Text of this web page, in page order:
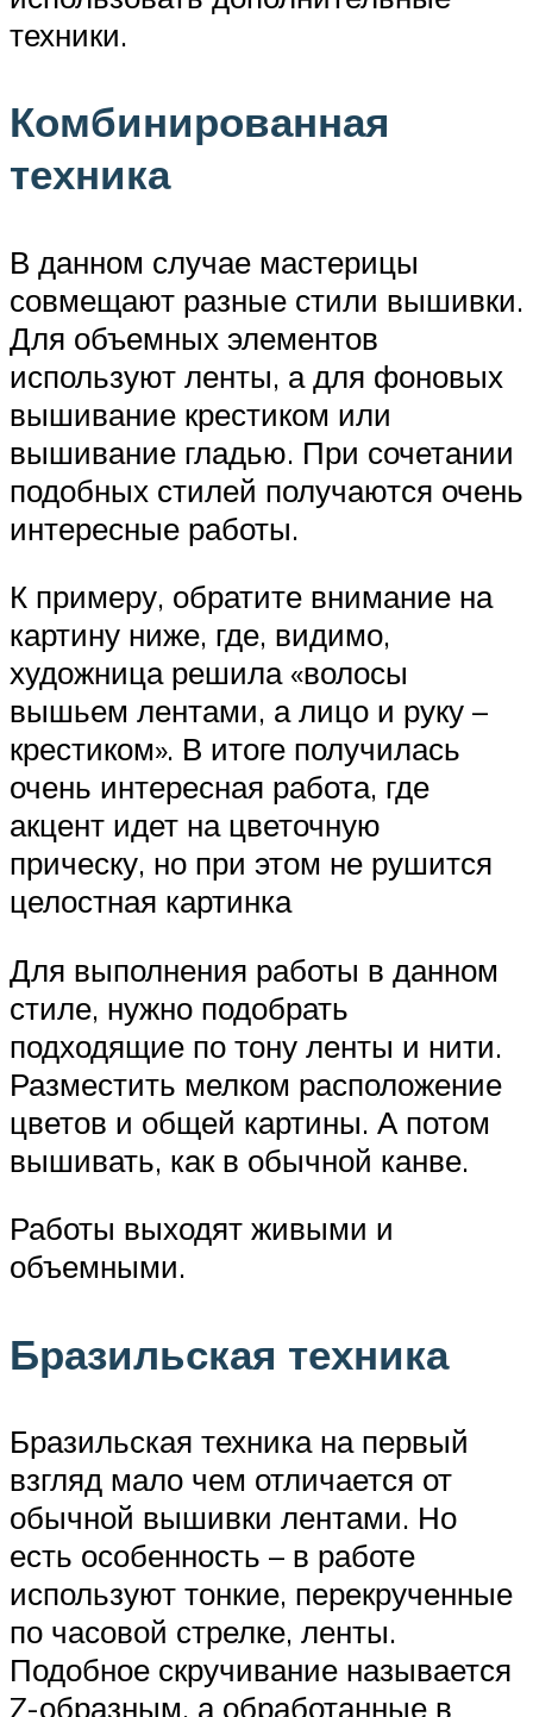
техники.
Комбинированная
техника
В данном случае мастерицы
совмещают разные стили вышивки.
Для объемных элементов
используют ленты, а для фоновых
вышивание крестиком или
вышивание гладью. При сочетании
подобных стилей получаются очень
интересные работы.
К примеру, обратите внимание на
картину ниже, где, видимо,
художница решила «волосы
вышьем лентами, а лицо и руку –
крестиком». В итоге получилась
очень интересная работа, где
акцент идет на цветочную
прическу, но при этом не рушится
целостная картинка
Для выполнения работы в данном
стиле, нужно подобрать
подходящие по тону ленты и нити.
Разместить мелком расположение
цветов и общей картины. А потом
вышивать, как в обычной канве.
Работы выходят живыми и
объемными.
Бразильская техника
Бразильская техника на первый
взгляд мало чем отличается от
обычной вышивки лентами. Но
есть особенность – в работе
используют тонкие, перекрученные
по часовой стрелке, ленты.
Подобное скручивание называется
Z-образным, а обработанные в